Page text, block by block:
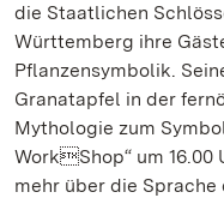
die Staatlichen
Württemberg ihre
Pflanzensymbolik.
Granatapfel in der
Mythologie zum
WorkShop“ um 16.00
mehr über die